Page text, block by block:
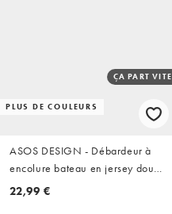
PLUS DE COULEURS
ÇA PART VITE
ASOS DESIGN - Débardeur à
encolure bateau en jersey doux
avec rayures et cerises
22,99 €